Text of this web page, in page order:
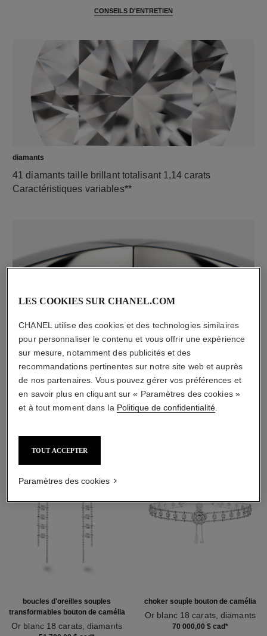
CONSEILS D'ENTRETIEN
diamants
41 diamants taille brillant totalisant 1,14 carats
Caractéristiques variables**
matériau
Or blanc 18 carats
DÉCOUVREZ AUSSI
boucles d'oreilles souples
transformables bouton de camélia
Or blanc 18 carats, diamants
choker souple bouton de camélia
Or blanc 18 carats, diamants
Réf. J1206370 000,00 $ cad*
LES COOKIES SUR CHANEL.COM
CHANEL utilise des cookies et des technologies similaires
pour personnaliser le contenu et vous offrir une expérience
sur mesure, notamment des publicités et des
recommandations pertinentes sur notre site web et auprès
de nos partenaires. Vous pouvez gérer vos préférences et
en savoir plus en cliquant sur « Paramètres des cookies »
et à tout moment dans la Politique de confidentialité.
TOUT ACCEPTER
Paramètres des cookies